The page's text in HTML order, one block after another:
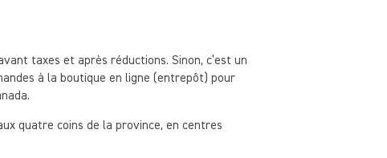
taxes et après réductions. Sinon, c’est un
à la boutique en ligne (entrepôt) pour
quatre coins de la province, en centres